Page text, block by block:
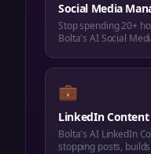
Social Media
Stop spending 20+
Bolta's AI Social
💼
LinkedIn
Bolta's AI LinkedIn
stopping posts,